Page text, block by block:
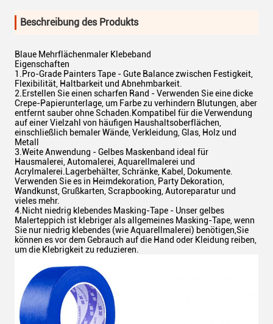
Beschreibung des Produkts
Blaue Mehrflächenmaler Klebeband
Eigenschaften
1.Pro-Grade Painters Tape - Gute Balance zwischen Festigkeit,
Flexibilität, Haltbarkeit und Abnehmbarkeit.
2.Erstellen Sie einen scharfen Rand - Verwenden Sie eine dicke
Crepe-Papierunterlage, um Farbe zu verhindern Blutungen, aber
entfernt sauber ohne Schaden.Kompatibel für die Verwendung
auf einer Vielzahl von häufigen Haushaltsoberflächen,
einschließlich bemaler Wände, Verkleidung, Glas, Holz und
Metall
3.Weite Anwendung - Gelbes Maskenband ideal für
Hausmalerei, Automalerei, Aquarellmalerei und
Acrylmalerei.Lagerbehälter, Schränke, Kabel, Dokumente.
Verwenden Sie es in Heimdekoration, Party Dekoration,
Wandkunst, Grußkarten, Scrapbooking, Autoreparatur und
vieles mehr.
4.Nicht niedrig klebendes Masking-Tape - Unser gelbes
Malerteppich ist klebriger als allgemeines Masking-Tape, wenn
Sie nur niedrig klebendes (wie Aquarellmalerei) benötigen,Sie
können es vor dem Gebrauch auf die Hand oder Kleidung reiben,
um die Klebrigkeit zu reduzieren.